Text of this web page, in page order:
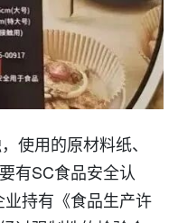
使用的原材料纸、
有SC食品安全认
持有《食品生产许